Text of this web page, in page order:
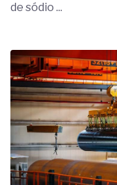
de sódio ...